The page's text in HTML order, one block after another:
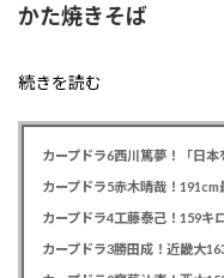
かた焼きそば
続きを読む
カープドラ4工藤泰己！159キ